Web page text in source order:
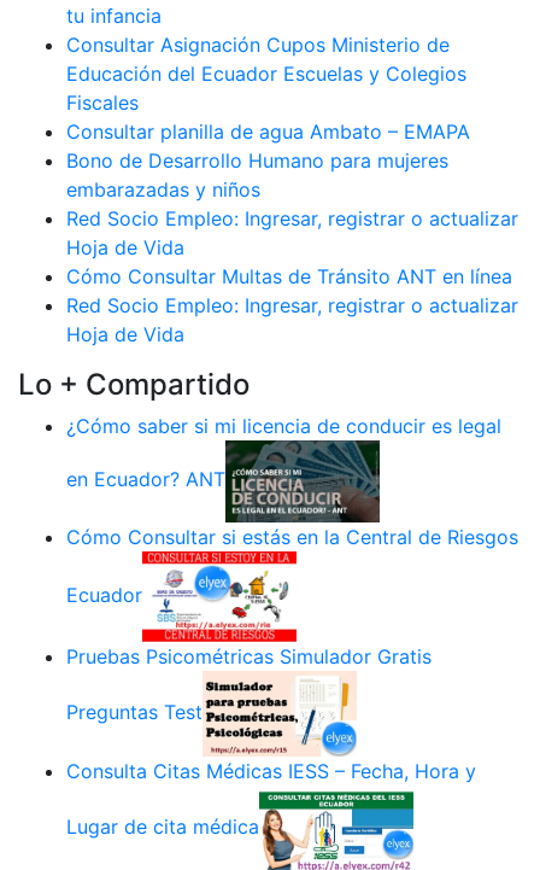
tu infancia
Consultar Asignación Cupos Ministerio de
Educación del Ecuador Escuelas y Colegios
Fiscales
Consultar planilla de agua Ambato – EMAPA
Bono de Desarrollo Humano para mujeres
embarazadas y niños
Red Socio Empleo: Ingresar, registrar o actualizar
Hoja de Vida
Cómo Consultar Multas de Tránsito ANT en línea
Red Socio Empleo: Ingresar, registrar o actualizar
Hoja de Vida
Lo + Compartido
¿Cómo saber si mi licencia de conducir es legal
en Ecuador? ANT
Cómo Consultar si estás en la Central de Riesgos
Ecuador
Pruebas Psicométricas Simulador Gratis
Preguntas Test
Consulta Citas Médicas IESS – Fecha, Hora y
Lugar de cita médica